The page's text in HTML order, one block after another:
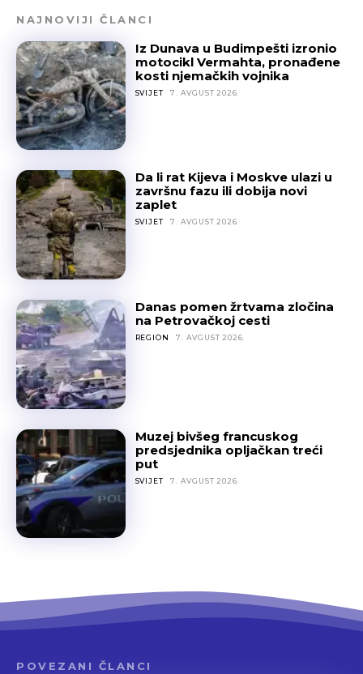
NAJNOVIJI ČLANCI
Iz Dunava u Budimpešti izronio
motocikl Vermahta, pronađene
kosti njemačkih vojnika
SVIJET 7. AVGUST 2026.
Da li rat Kijeva i Moskve ulazi u
završnu fazu ili dobija novi
zaplet
SVIJET 7. AVGUST 2026.
Danas pomen žrtvama zločina
na Petrovačkoj cesti
REGION 7. AVGUST 2026.
Muzej bivšeg francuskog
predsjednika opljačkan treći
put
SVIJET 7. AVGUST 2026.
POVEZANI ČLANCI